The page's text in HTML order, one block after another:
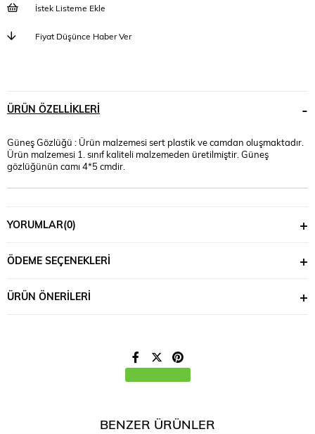
İstek Listeme Ekle
Fiyat Düşünce Haber Ver
ÜRÜN ÖZELLIKLERI
Güneş Gözlüğü : Ürün malzemesi sert plastik ve camdan oluşmaktadır.
Ürün malzemesi 1. sınıf kaliteli malzemeden üretilmiştir. Güneş
gözlüğünün camı 4*5 cmdir.
YORUMLAR(0)
ÖDEME SEÇENEKLERI
ÜRÜN ÖNERILERI
BENZER ÜRÜNLER